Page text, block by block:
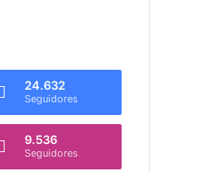
24.632
Seguidores
9.536
Seguidores